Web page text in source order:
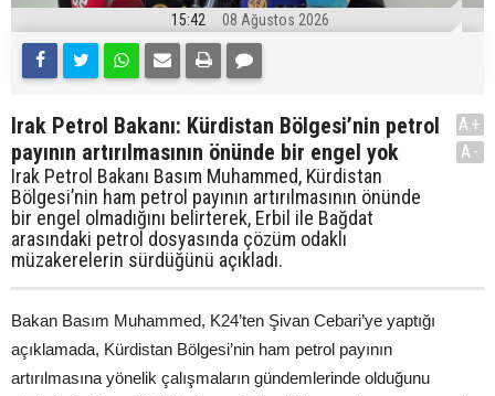
15:42 08 Ağustos 2026
Irak Petrol Bakanı: Kürdistan Bölgesi’nin petrol
payının artırılmasının önünde bir engel yok
Irak Petrol Bakanı Basım Muhammed, Kürdistan
Bölgesi’nin ham petrol payının artırılmasının önünde
bir engel olmadığını belirterek, Erbil ile Bağdat
arasındaki petrol dosyasında çözüm odaklı
müzakerelerin sürdüğünü açıkladı.
A+
A-
Bakan Basım Muhammed, K24’ten Şivan Cebari’ye yaptığı
açıklamada, Kürdistan Bölgesi’nin ham petrol payının
artırılmasına yönelik çalışmaların gündemlerinde olduğunu